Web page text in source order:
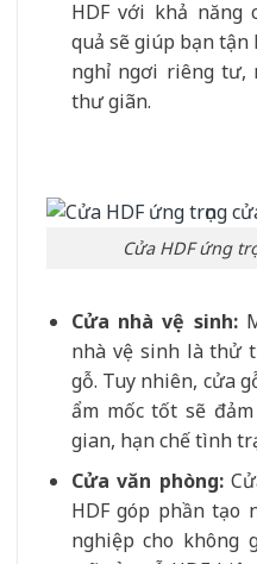
HDF với khả năng
quả sẽ giúp bạn tận
nghỉ ngơi riêng tư,
thư giãn.
Cửa HDF ứng
Cửa nhà vệ sinh:
nhà vệ sinh là thử
gỗ. Tuy nhiên, cửa
ẩm mốc tốt sẽ
gian, hạn chế tình
Cửa văn phòng:
HDF góp phần tạo
nghiệp cho không